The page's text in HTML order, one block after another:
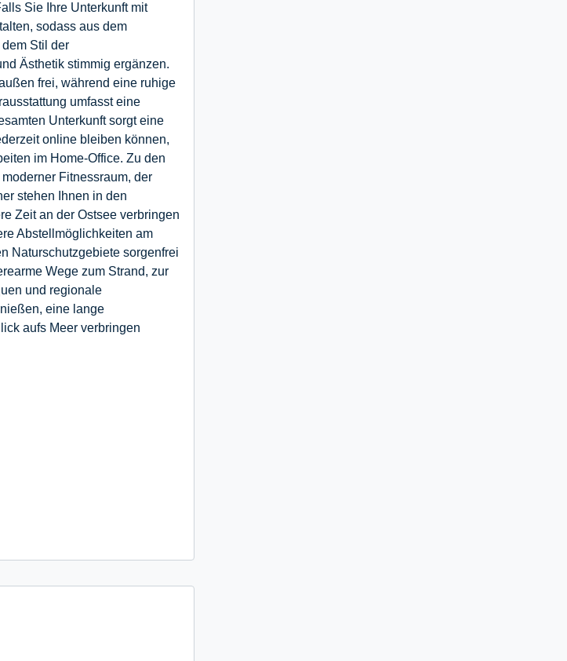
Sie Ihre Unterkunft mit
sodass aus dem
Stil der
Ästhetik stimmig ergänzen.
frei, während eine ruhige
umfasst eine
Unterkunft sorgt eine
online bleiben können,
im Home-Office. Zu den
Fitnessraum, der
stehen Ihnen in den
Zeit an der Ostsee verbringen
Abstellmöglichkeiten am
Naturschutzgebiete sorgenfrei
Wege zum Strand, zur
und regionale
eine lange
aufs Meer verbringen